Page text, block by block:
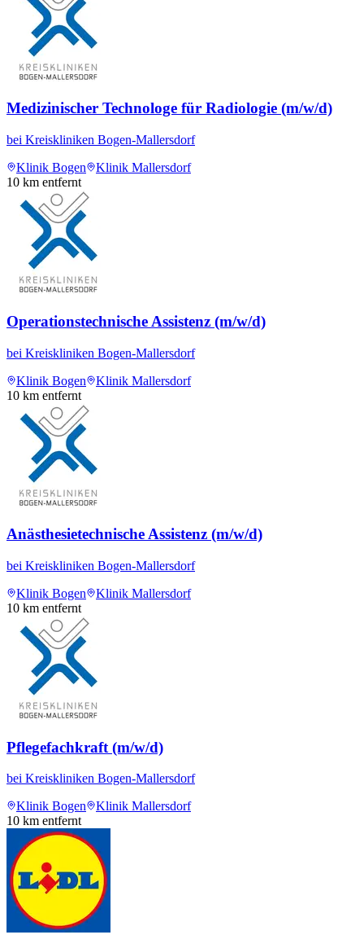
Medizinischer Technologe für Radiologie (m/w/d)
bei Kreiskliniken Bogen-Mallersdorf
Klinik Bogen
Klinik Mallersdorf
10 km entfernt
Operationstechnische Assistenz (m/w/d)
bei Kreiskliniken Bogen-Mallersdorf
Klinik Bogen
Klinik Mallersdorf
10 km entfernt
Anästhesietechnische Assistenz (m/w/d)
bei Kreiskliniken Bogen-Mallersdorf
Klinik Bogen
Klinik Mallersdorf
10 km entfernt
Pflegefachkraft (m/w/d)
bei Kreiskliniken Bogen-Mallersdorf
Klinik Bogen
Klinik Mallersdorf
10 km entfernt